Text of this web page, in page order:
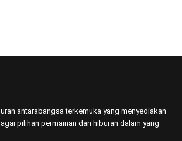
antarabangsa terkemuka yang menyediakan
pilihan permainan dan hiburan dalam yang